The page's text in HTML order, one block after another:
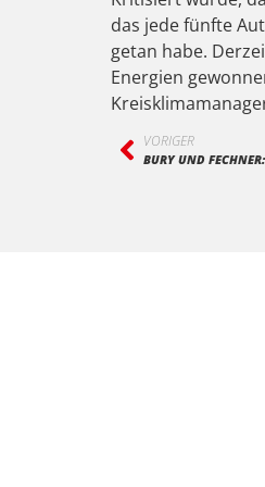
das jede fünfte
getan habe.
Energien
VORIGER
BURY UND